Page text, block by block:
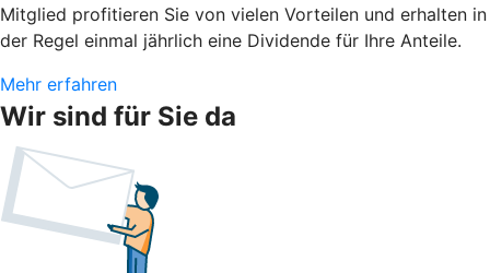
Mitglied profitieren Sie von vielen Vorteilen und erhalten in
der Regel einmal jährlich eine Dividende für Ihre Anteile.
Mehr erfahren
Wir sind für Sie da